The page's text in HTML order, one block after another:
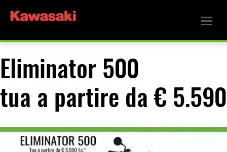
Eliminator 500
tua a partire da € 5.590